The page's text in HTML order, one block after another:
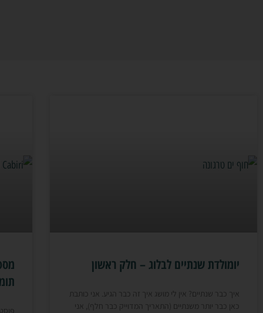
יומולדת שנתיים לבלוג – חלק ראשון
איך כבר שנתיים? אין לי מושג איך זה כבר הגיע. אני כותבת
כאן כבר יותר משנתיים (התאריך המדוייק כבר חלף), אני